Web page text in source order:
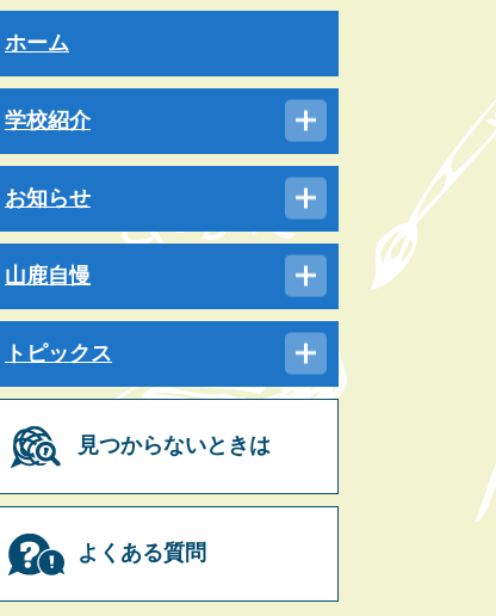
ホーム
学校紹介
お知らせ
山鹿自慢
トピックス
見つからないときは
よくある質問